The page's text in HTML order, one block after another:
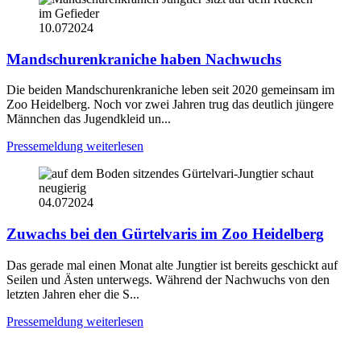
10.072024
Mandschurenkraniche haben Nachwuchs
Die beiden Mandschurenkraniche leben seit 2020 gemeinsam im
Zoo Heidelberg. Noch vor zwei Jahren trug das deutlich jüngere
Männchen das Jugendkleid un...
Pressemeldung weiterlesen
04.072024
Zuwachs bei den Gürtelvaris im Zoo Heidelberg
Das gerade mal einen Monat alte Jungtier ist bereits geschickt auf
Seilen und Ästen unterwegs. Während der Nachwuchs von den
letzten Jahren eher die S...
Pressemeldung weiterlesen